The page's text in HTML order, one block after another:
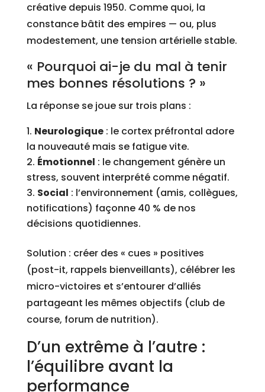
créative depuis 1950. Comme quoi, la
constance bâtit des empires — ou, plus
modestement, une tension artérielle stable.
« Pourquoi ai-je du mal à tenir
mes bonnes résolutions ? »
La réponse se joue sur trois plans :
Neurologique: le cortex préfrontal adore
la nouveauté mais se fatigue vite.
Émotionnel : le changement génère un
stress, souvent interprété comme négatif.
Social : l’environnement (amis, collègues,
notifications) façonne 40 % de nos
décisions quotidiennes.
Solution : créer des « cues » positives
(post-it, rappels bienveillants), célébrer les
micro-victoires et s’entourer d’alliés
partageant les mêmes objectifs (club de
course, forum de nutrition).
D’un extrême à l’autre :
l’équilibre avant la
performance